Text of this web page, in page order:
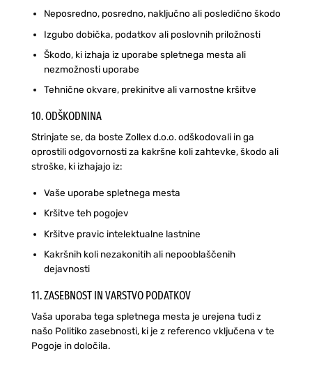
Neposredno, posredno, naključno ali posledično škodo
Izgubo dobička, podatkov ali poslovnih priložnosti
Škodo, ki izhaja iz uporabe spletnega mesta ali
nezmožnosti uporabe
Tehnične okvare, prekinitve ali varnostne kršitve
10. ODŠKODNINA
Strinjate se, da boste Zollex d.o.o. odškodovali in ga
oprostili odgovornosti za kakršne koli zahtevke, škodo ali
stroške, ki izhajajo iz:
Vaše uporabe spletnega mesta
Kršitve teh pogojev
Kršitve pravic intelektualne lastnine
Kakršnih koli nezakonitih ali nepooblaščenih
dejavnosti
11. ZASEBNOST IN VARSTVO PODATKOV
Vaša uporaba tega spletnega mesta je urejena tudi z
našo Politiko zasebnosti, ki je z referenco vključena v te
Pogoje in določila.